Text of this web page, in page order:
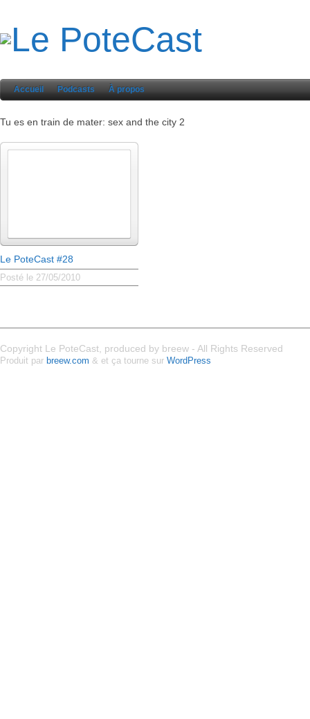
Accueil Podcasts À propos
Tu es en train de mater: sex and the city 2
Le PoteCast #28
Posté le 27/05/2010
Copyright Le PoteCast, produced by breew - All Rights Reserved
Produit par breew.com & et ça tourne sur WordPress